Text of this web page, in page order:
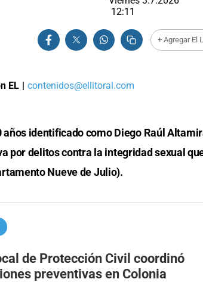
12:11
+ Agregar El
EL | contenidos@ellitoral.com
años identificado como Diego Raúl
por delitos contra la integridad sexual
Nueve de Julio).
de Protección Civil coordinó
preventivas en Colonia